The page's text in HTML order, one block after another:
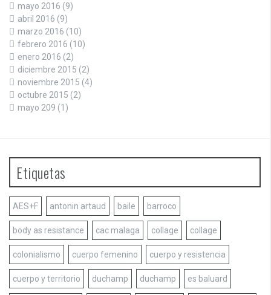
mayo 2016 (9)
abril 2016 (9)
marzo 2016 (10)
febrero 2016 (10)
enero 2016 (2)
diciembre 2015 (2)
noviembre 2015 (4)
octubre 2015 (2)
mayo 209 (1)
Etiquetas
AES+F antonin artaud baile barroco
body as resistance cac malaga collage collage
colonialismo cuerpo femenino cuerpo y resistencia
cuerpo y territorio duchamp duchamp es baluard